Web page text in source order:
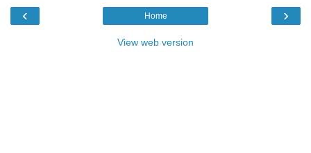
‹ ›
Home
View web version